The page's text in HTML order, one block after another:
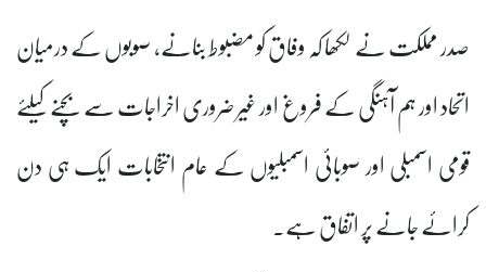
صدر مملکت نے لکھا کہ وفاق کو مضبوط بنانے، صوبوں کے درمیان
اتحاد اور ہم آہنگی کے فروغ اور غیر ضروری اخراجات سے بچنے کیلئے
قومی اسمبلی اور صوبائی اسمبلیوں کے عام انتخابات ایک ہی دن
کرائے جانے پر اتفاق ہے۔